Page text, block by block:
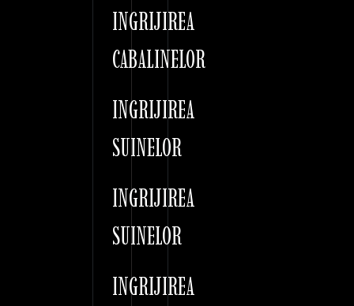
INGRIJIREA
CABALINELOR
INGRIJIREA
SUINELOR
INGRIJIREA
SUINELOR
INGRIJIREA